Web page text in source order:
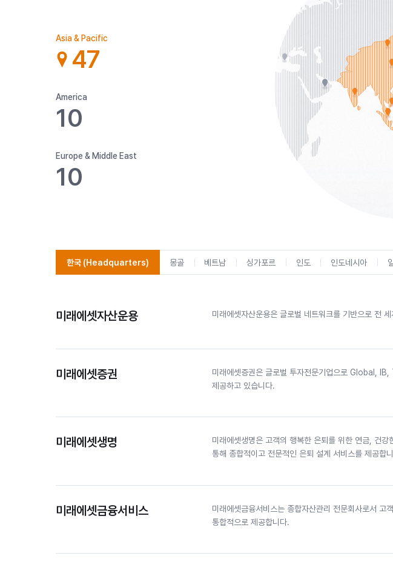
Asia & Pacific
47
America
10
Europe & Middle East
10
한국 (Headquarters) 몽골 베트남 싱가포르 인도 인도네시아
미래에셋자산운용 미래에셋자산운용은 글로벌 네트워크를 기반으로 전
미래에셋증권
미래에셋증권은 글로벌 투자전문기업으로 Global,
제공하고 있습니다.
미래에셋생명
미래에셋생명은 고객의 행복한 은퇴를 위한 연금, 건
통해 종합적이고 전문적인 은퇴 설계 서비스를 제공합
미래에셋금융서비스
미래에셋금융서비스는 종합자산관리 전문회사로서
통합적으로 제공합니다.